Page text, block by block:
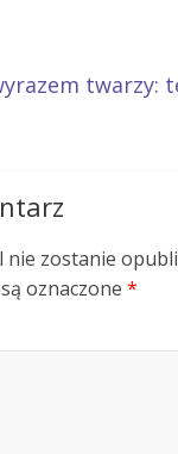
twarzy:
nie zostanie
oznaczone*